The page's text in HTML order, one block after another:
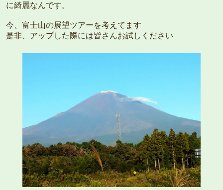
に綺麗なんです。
今、富士山の展望ツアーを考えてます
是非、アップした際には皆さんお試しください